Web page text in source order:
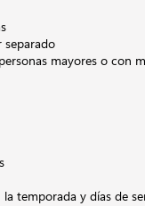
separado
mayores o con
la temporada y días de